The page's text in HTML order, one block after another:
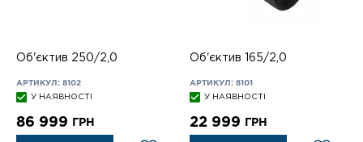
Об'єктив 250/2,0
АРТИКУЛ: 8102
У НАЯВНОСТІ
86 999 ГРН
Об'єктив 165/2,0
АРТИКУЛ: 8101
У НАЯВНОСТІ
22 999 ГРН